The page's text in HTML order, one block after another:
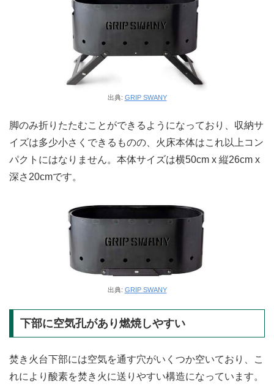
出典: GRIP SWANY
脚のみ折りたたむことができるようになっており、収納サ
イズは多少小さくできるものの、火床本体はこれ以上コン
パクトにはなりません。本体サイズは横50cm x 縦26cm x
深さ20cmです。
出典: GRIP SWANY
下部に空気孔があり燃焼しやすい
焚き火台下部には空気を通す穴がいくつか空いており、こ
れにより酸素を焚き火に送りやすい構造になっています。